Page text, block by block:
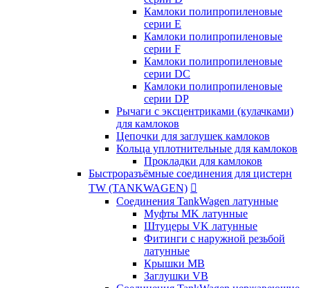
Камлоки полипропиленовые
серии Е
Камлоки полипропиленовые
серии F
Камлоки полипропиленовые
серии DC
Камлоки полипропиленовые
серии DP
Рычаги с эксцентриками (кулачками)
для камлоков
Цепочки для заглушек камлоков
Кольца уплотнительные для камлоков
Прокладки для камлоков
Быстроразъёмные соединения для цистерн
TW (TANKWAGEN) 
Соединения TankWagen латунные
Муфты MK латунные
Штуцеры VK латунные
Фитинги с наружной резьбой
латунные
Крышки MB
Заглушки VB